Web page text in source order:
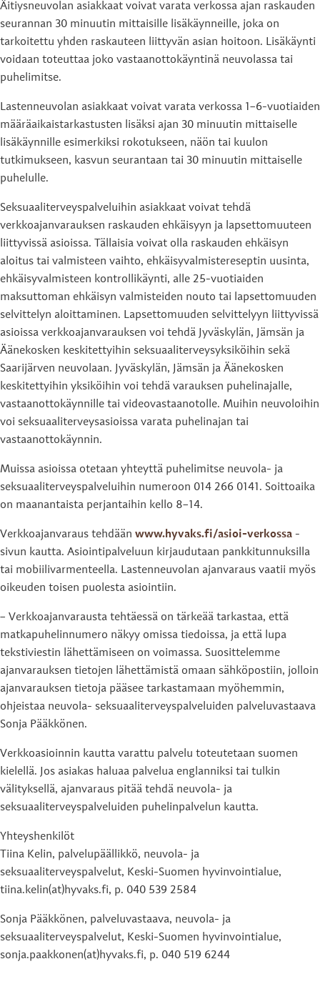
Äitiysneuvolan asiakkaat voivat varata verkossa ajan raskauden
seurannan 30 minuutin mittaisille lisäkäynneille, joka on
tarkoitettu yhden raskauteen liittyvän asian hoitoon. Lisäkäynti
voidaan toteuttaa joko vastaanottokäyntinä neuvolassa tai
puhelimitse.
Lastenneuvolan asiakkaat voivat varata verkossa 1–6-vuotiaiden
määräaikaistarkastusten lisäksi ajan 30 minuutin mittaiselle
lisäkäynnille esimerkiksi rokotukseen, näön tai kuulon
tutkimukseen, kasvun seurantaan tai 30 minuutin mittaiselle
puhelulle.
Seksuaaliterveyspalveluihin asiakkaat voivat tehdä
verkkoajanvarauksen raskauden ehkäisyyn ja lapsettomuuteen
liittyvissä asioissa. Tällaisia voivat olla raskauden ehkäisyn
aloitus tai valmisteen vaihto, ehkäisyvalmistereseptin uusinta,
ehkäisyvalmisteen kontrollikäynti, alle 25-vuotiaiden
maksuttoman ehkäisyn valmisteiden nouto tai lapsettomuuden
selvittelyn aloittaminen. Lapsettomuuden selvittelyyn liittyvissä
asioissa verkkoajanvarauksen voi tehdä Jyväskylän, Jämsän ja
Äänekosken keskitettyihin seksuaaliterveysyksiköihin sekä
Saarijärven neuvolaan. Jyväskylän, Jämsän ja Äänekosken
keskitettyihin yksiköihin voi tehdä varauksen puhelinajalle,
vastaanottokäynnille tai videovastaanotolle. Muihin neuvoloihin
voi seksuaaliterveysasioissa varata puhelinajan tai
vastaanottokäynnin.
Muissa asioissa otetaan yhteyttä puhelimitse neuvola- ja
seksuaaliterveyspalveluihin numeroon 014 266 0141. Soittoaika
on maanantaista perjantaihin kello 8–14.
Verkkoajanvaraus tehdään www.hyvaks.fi/asioi-verkossa -
sivun kautta. Asiointipalveluun kirjaudutaan pankkitunnuksilla
tai mobiilivarmenteella. Lastenneuvolan ajanvaraus vaatii myös
oikeuden toisen puolesta asiointiin.
– Verkkoajanvarausta tehtäessä on tärkeää tarkastaa, että
matkapuhelinnumero näkyy omissa tiedoissa, ja että lupa
tekstiviestin lähettämiseen on voimassa. Suosittelemme
ajanvarauksen tietojen lähettämistä omaan sähköpostiin, jolloin
ajanvarauksen tietoja pääsee tarkastamaan myöhemmin,
ohjeistaa neuvola- seksuaaliterveyspalveluiden palveluvastaava
Sonja Pääkkönen.
Verkkoasioinnin kautta varattu palvelu toteutetaan suomen
kielellä. Jos asiakas haluaa palvelua englanniksi tai tulkin
välityksellä, ajanvaraus pitää tehdä neuvola- ja
seksuaaliterveyspalveluiden puhelinpalvelun kautta.
Yhteyshenkilöt
Tiina Kelin, palvelupäällikkö, neuvola- ja
seksuaaliterveyspalvelut, Keski-Suomen hyvinvointialue,
tiina.kelin(at)hyvaks.fi, p. 040 539 2584
Sonja Pääkkönen, palveluvastaava, neuvola- ja
seksuaaliterveyspalvelut, Keski-Suomen hyvinvointialue,
sonja.paakkonen(at)hyvaks.fi, p. 040 519 6244